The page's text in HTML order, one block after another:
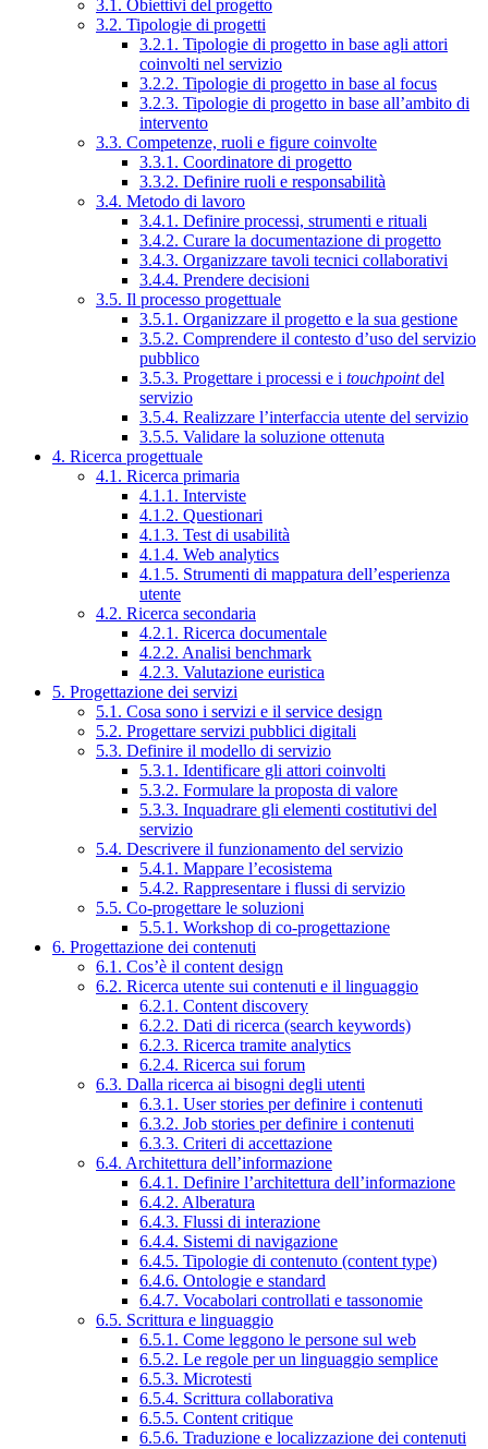
3.1. Obiettivi del progetto
3.2. Tipologie di progetti
3.2.1. Tipologie di progetto in base agli attori
coinvolti nel servizio
3.2.2. Tipologie di progetto in base al focus
3.2.3. Tipologie di progetto in base all’ambito di
intervento
3.3. Competenze, ruoli e figure coinvolte
3.3.1. Coordinatore di progetto
3.3.2. Definire ruoli e responsabilità
3.4. Metodo di lavoro
3.4.1. Definire processi, strumenti e rituali
3.4.2. Curare la documentazione di progetto
3.4.3. Organizzare tavoli tecnici collaborativi
3.4.4. Prendere decisioni
3.5. Il processo progettuale
3.5.1. Organizzare il progetto e la sua gestione
3.5.2. Comprendere il contesto d’uso del servizio
pubblico
3.5.3. Progettare i processi e i touchpointdel
servizio
3.5.4. Realizzare l’interfaccia utente del servizio
3.5.5. Validare la soluzione ottenuta
4. Ricerca progettuale
4.1. Ricerca primaria
4.1.1. Interviste
4.1.2. Questionari
4.1.3. Test di usabilità
4.1.4. Web analytics
4.1.5. Strumenti di mappatura dell’esperienza
utente
4.2. Ricerca secondaria
4.2.1. Ricerca documentale
4.2.2. Analisi benchmark
4.2.3. Valutazione euristica
5. Progettazione dei servizi
5.1. Cosa sono i servizi e il service design
5.2. Progettare servizi pubblici digitali
5.3. Definire il modello di servizio
5.3.1. Identificare gli attori coinvolti
5.3.2. Formulare la proposta di valore
5.3.3. Inquadrare gli elementi costitutivi del
servizio
5.4. Descrivere il funzionamento del servizio
5.4.1. Mappare l’ecosistema
5.4.2. Rappresentare i flussi di servizio
5.5. Co-progettare le soluzioni
5.5.1. Workshop di co-progettazione
6. Progettazione dei contenuti
6.1. Cos’è il content design
6.2. Ricerca utente sui contenuti e il linguaggio
6.2.1. Content discovery
6.2.2. Dati di ricerca (search keywords)
6.2.3. Ricerca tramite analytics
6.2.4. Ricerca sui forum
6.3. Dalla ricerca ai bisogni degli utenti
6.3.1. User stories per definire i contenuti
6.3.2. Job stories per definire i contenuti
6.3.3. Criteri di accettazione
6.4. Architettura dell’informazione
6.4.1. Definire l’architettura dell’informazione
6.4.2. Alberatura
6.4.3. Flussi di interazione
6.4.4. Sistemi di navigazione
6.4.5. Tipologie di contenuto (content type)
6.4.6. Ontologie e standard
6.4.7. Vocabolari controllati e tassonomie
6.5. Scrittura e linguaggio
6.5.1. Come leggono le persone sul web
6.5.2. Le regole per un linguaggio semplice
6.5.3. Microtesti
6.5.4. Scrittura collaborativa
6.5.5. Content critique
6.5.6. Traduzione e localizzazione dei contenuti